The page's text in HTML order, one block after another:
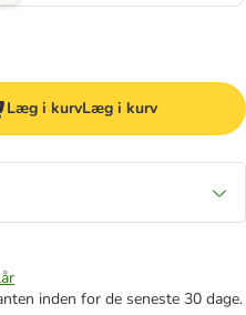
Læg i kurvLæg i kurv
inden for de seneste 30 dage.